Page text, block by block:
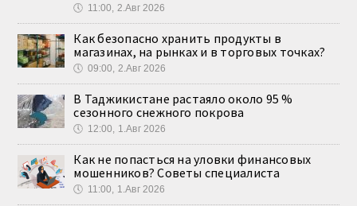
🕔 11:00, 2.Авг 2026
Как безопасно хранить продукты в
магазинах, на рынках и в торговых точках?
🕔 09:00, 2.Авг 2026
В Таджикистане растаяло около 95 %
сезонного снежного покрова
🕔 12:00, 1.Авг 2026
Как не попасться на уловки финансовых
мошенников? Советы специалиста
🕔 11:00, 1.Авг 2026